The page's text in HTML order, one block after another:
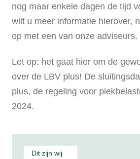
nog maar enkele dagen de tijd
wilt u meer informatie hierover,
op met een van onze adviseurs.
Let op: het gaat hier om de
over de LBV plus! De
plus, de regeling voor
2024.
Dit zijn wij